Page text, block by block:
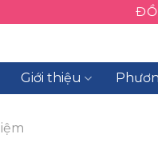
Giới thiệu